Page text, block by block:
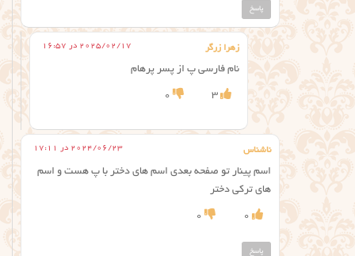
پاسخ
زهرا زرگر 2025/02/17 در 16:57
نام فارسی پ از پسر پرهام
3
0
ناشناس 2024/06/23 در 17:11
اسم پینار تو صفحه بعدی اسم های دختر با پ هست و اسم
های ترکی دختر
0
0
پاسخ